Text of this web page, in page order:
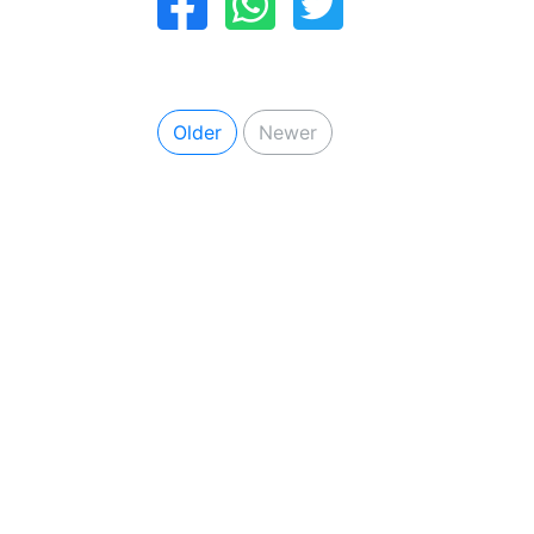
Older Newer